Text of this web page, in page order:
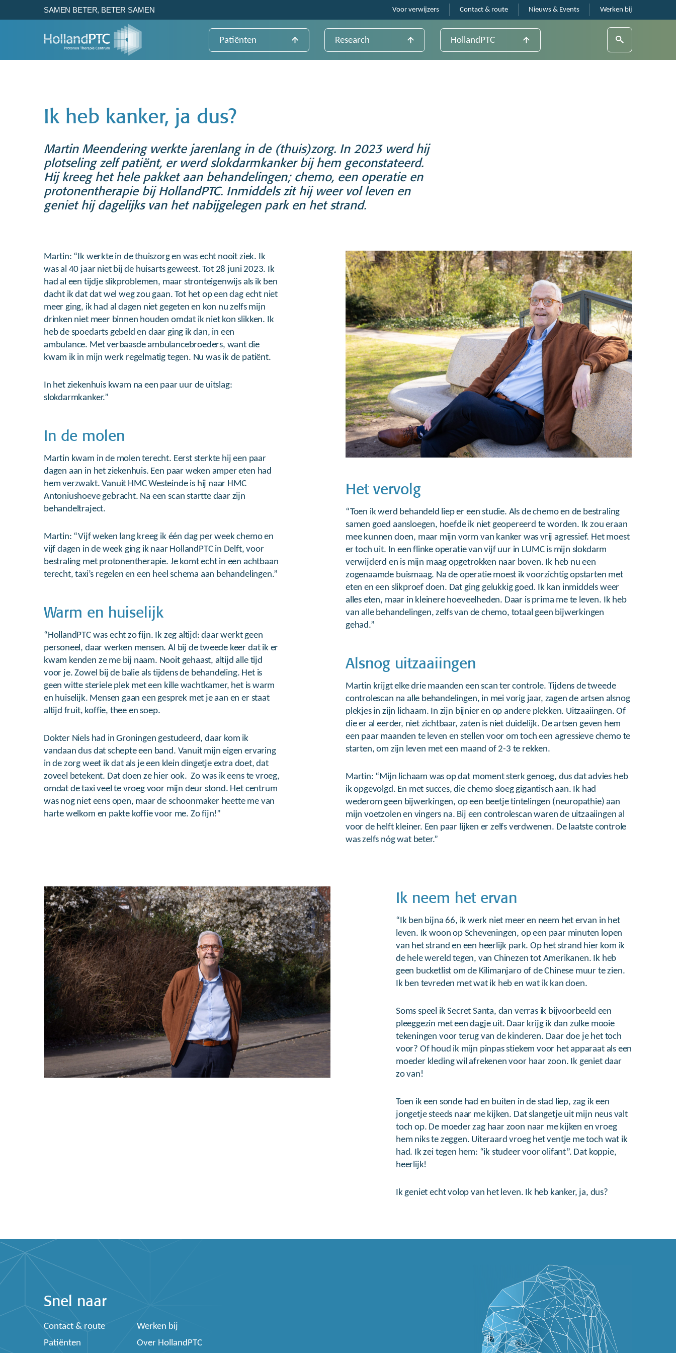
SAMEN BETER, BETER SAMEN Voor verwijzers Contact & route Nieuws & Events Werken bij
Patiënten
Gezond weefsel beter sparen
Dat is het voordeel van
Bekijk
Research
How HollandPTC works to
enhance the benefits of
View
HollandPTC
Voor de beste
protonentherapie van nu en
Over HollandPTC
Ik heb kanker, ja dus?
Martin Meendering werkte jarenlang in de (thuis)zorg. In 2023 werd hij
plotseling zelf patiënt, er werd slokdarmkanker bij hem geconstateerd.
Hij kreeg het hele pakket aan behandelingen; chemo, een operatie en
protonentherapie bij HollandPTC. Inmiddels zit hij weer vol leven en
geniet hij dagelijks van het nabijgelegen park en het strand.
Martin: “Ik werkte in de thuiszorg en was echt nooit ziek. Ik
was al 40 jaar niet bij de huisarts geweest. Tot 28 juni 2023. Ik
had al een tijdje slikproblemen, maar stronteigenwijs als ik ben
dacht ik dat dat wel weg zou gaan. Tot het op een dag echt niet
meer ging, ik had al dagen niet gegeten en kon nu zelfs mijn
drinken niet meer binnen houden omdat ik niet kon slikken. Ik
heb de spoedarts gebeld en daar ging ik dan, in een
ambulance. Met verbaasde ambulancebroeders, want die
kwam ik in mijn werk regelmatig tegen. Nu was ik de patiënt.
In het ziekenhuis kwam na een paar uur de uitslag:
slokdarmkanker.”
In de molen
Martin kwam in de molen terecht. Eerst sterkte hij een paar
dagen aan in het ziekenhuis. Een paar weken amper eten had
hem verzwakt. Vanuit HMC Westeinde is hij naar HMC
Antoniushoeve gebracht. Na een scan startte daar zijn
behandeltraject.
Martin: “Vijf weken lang kreeg ik één dag per week chemo en
vijf dagen in de week ging ik naar HollandPTC in Delft, voor
bestraling met protonentherapie. Je komt echt in een achtbaan
terecht, taxi’s regelen en een heel schema aan behandelingen.”
Warm en huiselijk
“HollandPTC was echt zo fijn. Ik zeg altijd: daar werkt geen
personeel, daar werken mensen. Al bij de tweede keer dat ik er
kwam kenden ze me bij naam. Nooit gehaast, altijd alle tijd
voor je. Zowel bij de balie als tijdens de behandeling. Het is
geen witte steriele plek met een kille wachtkamer, het is warm
en huiselijk. Mensen gaan een gesprek met je aan en er staat
altijd fruit, koffie, thee en soep.
Dokter Niels had in Groningen gestudeerd, daar kom ik
vandaan dus dat schepte een band. Vanuit mijn eigen ervaring
in de zorg weet ik dat als je een klein dingetje extra doet, dat
zoveel betekent. Dat doen ze hier ook. Zo was ik eens te vroeg,
omdat de taxi veel te vroeg voor mijn deur stond. Het centrum
was nog niet eens open, maar de schoonmaker heette me van
harte welkom en pakte koffie voor me. Zo fijn!”
Het vervolg
“Toen ik werd behandeld liep er een studie. Als de chemo en de bestraling
samen goed aansloegen, hoefde ik niet geopereerd te worden. Ik zou eraan
mee kunnen doen, maar mijn vorm van kanker was vrij agressief. Het moest
er toch uit. In een flinke operatie van vijf uur in LUMC is mijn slokdarm
verwijderd en is mijn maag opgetrokken naar boven. Ik heb nu een
zogenaamde buismaag. Na de operatie moest ik voorzichtig opstarten met
eten en een slikproef doen. Dat ging gelukkig goed. Ik kan inmiddels weer
alles eten, maar in kleinere hoeveelheden. Daar is prima me te leven. Ik heb
van alle behandelingen, zelfs van de chemo, totaal geen bijwerkingen
gehad.”
Alsnog uitzaaiingen
Martin krijgt elke drie maanden een scan ter controle. Tijdens de tweede
controlescan na alle behandelingen, in mei vorig jaar, zagen de artsen alsnog
plekjes in zijn lichaam. In zijn bijnier en op andere plekken. Uitzaaiingen. Of
die er al eerder, niet zichtbaar, zaten is niet duidelijk. De artsen geven hem
een paar maanden te leven en stellen voor om toch een agressieve chemo te
starten, om zijn leven met een maand of 2-3 te rekken.
Martin: “Mijn lichaam was op dat moment sterk genoeg, dus dat advies heb
ik opgevolgd. En met succes, die chemo sloeg gigantisch aan. Ik had
wederom geen bijwerkingen, op een beetje tintelingen (neuropathie) aan
mijn voetzolen en vingers na. Bij een controlescan waren de uitzaaiingen al
voor de helft kleiner. Een paar lijken er zelfs verdwenen. De laatste controle
was zelfs nóg wat beter.”
Ik neem het ervan
“Ik ben bijna 66, ik werk niet meer en neem het ervan in het
leven. Ik woon op Scheveningen, op een paar minuten lopen
van het strand en een heerlijk park. Op het strand hier kom ik
de hele wereld tegen, van Chinezen tot Amerikanen. Ik heb
geen bucketlist om de Kilimanjaro of de Chinese muur te zien.
Ik ben tevreden met wat ik heb en wat ik kan doen.
Soms speel ik Secret Santa, dan verras ik bijvoorbeeld een
pleeggezin met een dagje uit. Daar krijg ik dan zulke mooie
tekeningen voor terug van de kinderen. Daar doe je het toch
voor? Of houd ik mijn pinpas stiekem voor het apparaat als een
moeder kleding wil afrekenen voor haar zoon. Ik geniet daar
zo van!
Toen ik een sonde had en buiten in de stad liep, zag ik een
jongetje steeds naar me kijken. Dat slangetje uit mijn neus valt
toch op. De moeder zag haar zoon naar me kijken en vroeg
hem niks te zeggen. Uiteraard vroeg het ventje me toch wat ik
had. Ik zei tegen hem: “ik studeer voor olifant”. Dat koppie,
heerlijk!
Ik geniet echt volop van het leven. Ik heb kanker, ja, dus?
Snel naar
Contact & route
Werken bij
Patiënten
Over HollandPTC